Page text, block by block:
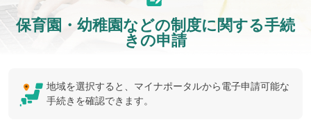
保育園・幼稚園などの制度に関する手続
きの申請
地域を選択すると、マイナポータルから電子申請可能な
手続きを確認できます。